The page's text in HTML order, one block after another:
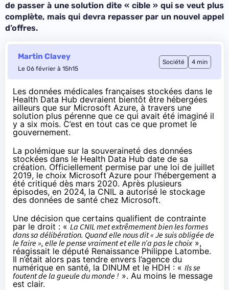
de passer à une solution dite « cible » qui se veut plus
complète, mais qui devra repasser par un nouvel appel
d’offres.
Martin Clavey
Le 06 février à 15h15
Société 4 min
Les données médicales françaises stockées dans le
Health Data Hub devraient bientôt être hébergées
ailleurs que sur Microsoft Azure, à travers une
solution plus pérenne que ce qui avait été imaginé il
y a six mois. C’est en tout cas ce que promet le
gouvernement.
La polémique sur la souveraineté des données
stockées dans le Health Data Hub date de sa
création. Officiellement permise par une loi de juillet
2019, le choix Microsoft Azure pour l’hébergement a
été critiqué dès mars 2020. Après plusieurs
épisodes, en 2024, la CNIL a autorisé le stockage
des données de santé chez Microsoft.
Une décision que certains qualifient de contrainte
par le droit : «La CNIL met extrêmement bien les formes
dans sa délibération. Quand elle nous dit « Je suis obligée de
le faire », elle le pense vraiment et elle n’a pas le choix»,
réagissait le député Renaissance Philippe Latombe.
Il n’était alors pas tendre envers l’agence du
numérique en santé, la DINUM et le HDH : « Ils se
foutent de la gueule du monde ! ». Au moins le message
est clair.